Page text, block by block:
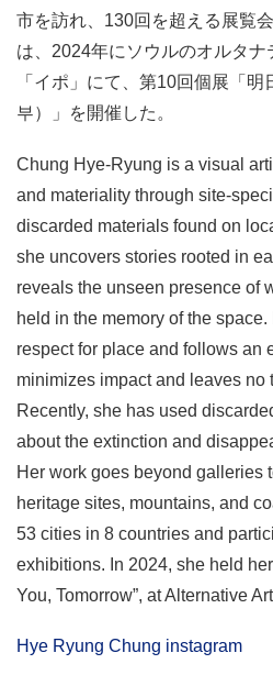
市を訪れ、130回を超える展覧
は、2024年にソウルのオルタナ
「イポ」にて、第10回個展「
부）」を開催した。
Chung Hye-Ryung is a visual
and materiality through site-
discarded materials found on
she uncovers stories rooted in
reveals the unseen presence of
held in the memory of the
respect for place and follows an
minimizes impact and leaves no
Recently, she has used
about the extinction and
Her work goes beyond galleries
heritage sites, mountains, and
53 cities in 8 countries and
exhibitions. In 2024, she held
You, Tomorrow”, at Alternative
Hye Ryung Chung instagram